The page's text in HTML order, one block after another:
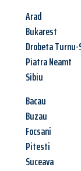
Arad
Bukarest
Drobeta
Piatra Neamt
Sibiu
Bacau
Buzau
Focsani
Pitesti
Suceava